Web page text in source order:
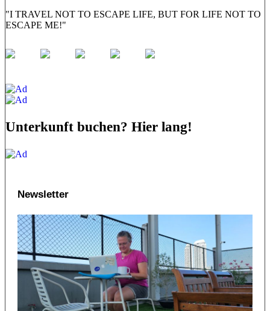
"I TRAVEL NOT TO ESCAPE LIFE, BUT FOR LIFE NOT TO
ESCAPE ME!"
Unterkunft buchen? Hier lang!
Newsletter